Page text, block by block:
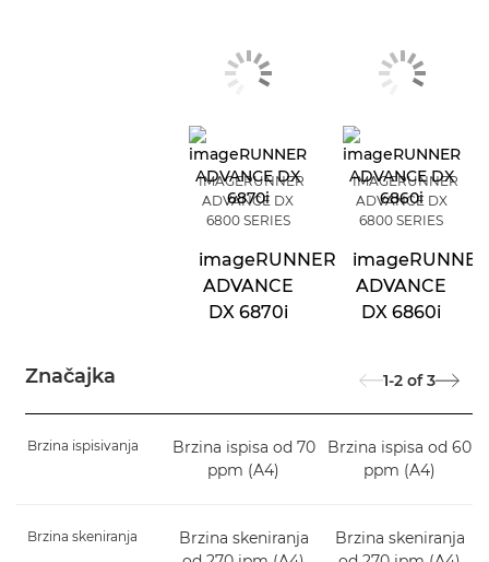
Značajka
IMAGERUNNER
ADVANCE DX
6800 SERIES
imageRUNNER
ADVANCE
DX 6870i
IMAGERUNNER
ADVANCE DX
6800 SERIES
imageRUNNER
ADVANCE
DX 6860i
1-2 of 3
Brzina ispisivanja
Brzina ispisa od 70
ppm (A4)
Brzina ispisa od 60
ppm (A4)
Brzina skeniranja
Brzina skeniranja
Brzina skeniranja